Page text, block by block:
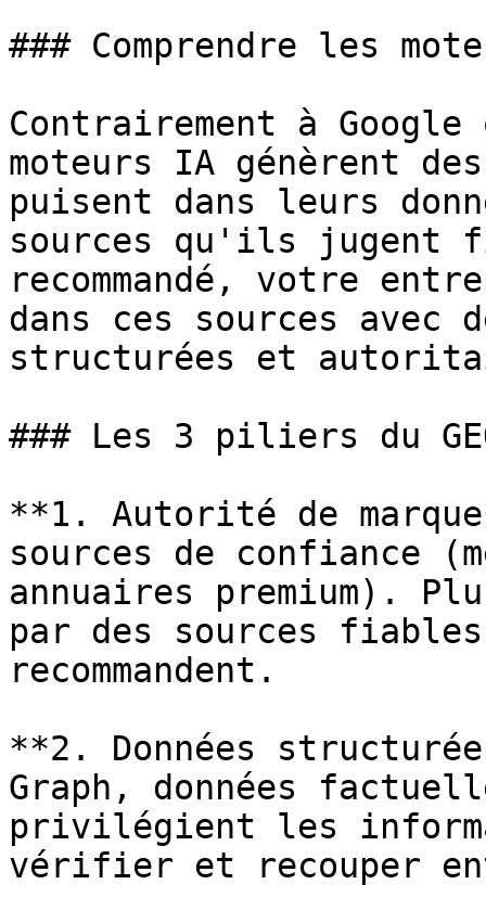
### Comprendre les
Contrairement à
moteurs IA génèrent
puisent dans leurs
sources qu'ils jugent
recommandé, votre
dans ces sources avec
structurées et
### Les 3 piliers du
**1. Autorité de
sources de confiance
annuaires premium).
par des sources
recommandent.
**2. Données
Graph, données
privilégient les
vérifier et recouper